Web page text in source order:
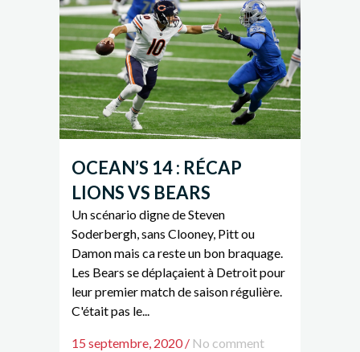
OCEAN’S 14 : RÉCAP
LIONS VS BEARS
Un scénario digne de Steven
Soderbergh, sans Clooney, Pitt ou
Damon mais ca reste un bon braquage.
Les Bears se déplaçaient à Detroit pour
leur premier match de saison régulière.
C'était pas le...
15 septembre, 2020/ No comment